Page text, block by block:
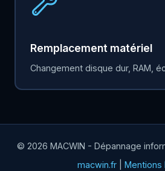
Remplacement matériel
Changement disque dur, RAM,
© 2026 MACWIN - Dépannage
macwin.fr| Mentions